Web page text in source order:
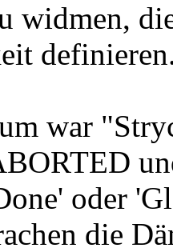
widmen,
war
oder
die